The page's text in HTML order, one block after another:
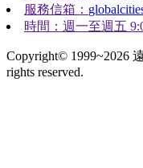
服務信箱：
時間：週一至週五
Copyright© 1999~2026
rights reserved.